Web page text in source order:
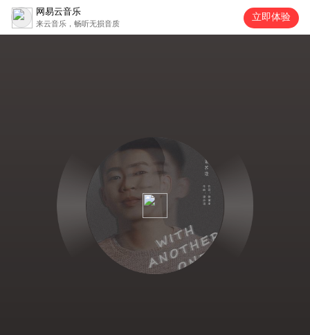
网易云音乐
来云音乐，畅听无损音质
立即体验